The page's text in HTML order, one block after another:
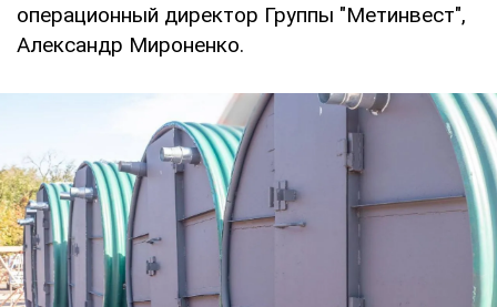
операционный директор Группы "Метинвест",
Александр Мироненко.